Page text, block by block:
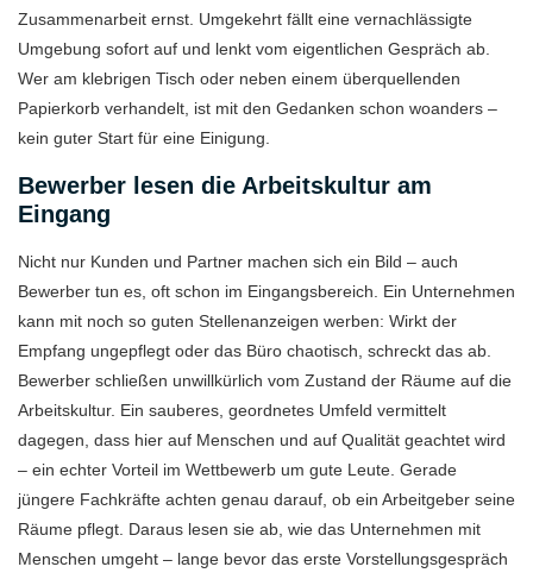
Zusammenarbeit ernst. Umgekehrt fällt eine vernachlässigte
Umgebung sofort auf und lenkt vom eigentlichen Gespräch ab.
Wer am klebrigen Tisch oder neben einem überquellenden
Papierkorb verhandelt, ist mit den Gedanken schon woanders –
kein guter Start für eine Einigung.
Bewerber lesen die Arbeitskultur am
Eingang
Nicht nur Kunden und Partner machen sich ein Bild – auch
Bewerber tun es, oft schon im Eingangsbereich. Ein Unternehmen
kann mit noch so guten Stellenanzeigen werben: Wirkt der
Empfang ungepflegt oder das Büro chaotisch, schreckt das ab.
Bewerber schließen unwillkürlich vom Zustand der Räume auf die
Arbeitskultur. Ein sauberes, geordnetes Umfeld vermittelt
dagegen, dass hier auf Menschen und auf Qualität geachtet wird
– ein echter Vorteil im Wettbewerb um gute Leute. Gerade
jüngere Fachkräfte achten genau darauf, ob ein Arbeitgeber seine
Räume pflegt. Daraus lesen sie ab, wie das Unternehmen mit
Menschen umgeht – lange bevor das erste Vorstellungsgespräch